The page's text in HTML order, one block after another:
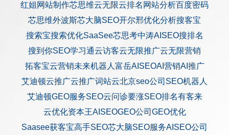
红姐网站制作芯思维云无限云排名 网站分析百度密码
芯思维外波斯芯大脑SEO开尔邢优化分析搜客宝
搜索宝搜索优化SaaSee芯思考中涛AISEO搜排名
搜到你SEO学习通云访客云无限推广云无限营销
拓客宝云营销未来机器人 富岳AISEOAI营销AI推广
艾迪顿云推广云推广词站云北京seo公司 SEO机器人
艾迪顿GEO服务SEO云问诊要涨SEO排名有客来
云优化资本王AISEOGEO公司 GEO优化
Saasee获客宝高手SEO芯大脑SEO服务AISEO公司